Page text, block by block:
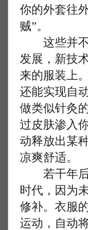
你的外套往
贼”。
这些并不
发展，新技
来的服装上
还能实现自
做类似针灸
过皮肤渗入
动释放出某
凉爽舒适。
若干年后
时代，因为
修补。衣服
运动，自动